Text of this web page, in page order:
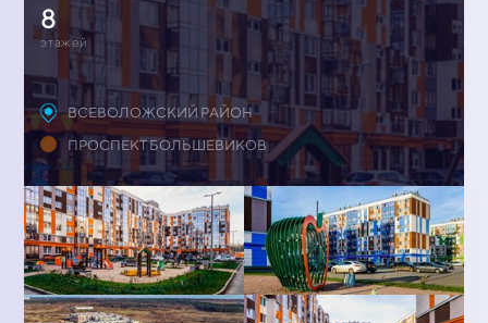
8
этажей
ВСЕВОЛОЖСКИЙ РАЙОН
ПРОСПЕКТ БОЛЬШЕВИКОВ